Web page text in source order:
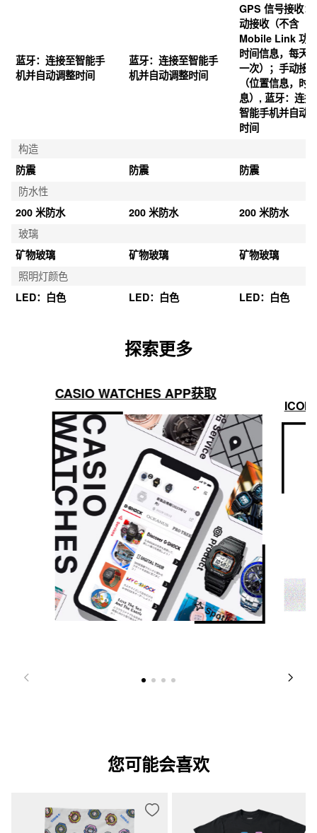
蓝牙：连接至智能手
机并自动调整时间
蓝牙：连接至智能手
机并自动调整时间
GPS 信号接收：
动接收（不含
Mobile Link 功
时间信息，每天
一次）；手动接
（位置信息，时
息）, 蓝牙：连接
智能手机并自动
时间
构造
防震
防震
防震
防水性
200 米防水
200 米防水
200 米防水
玻璃
矿物玻璃
矿物玻璃
矿物玻璃
照明灯颜色
LED：白色
LED：白色 LED：白色
探索更多
CASIO WATCHES APP获取
您可能会喜欢